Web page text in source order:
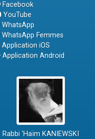
Facebook
YouTube
WhatsApp
WhatsApp Femmes
Application iOS
Application Android
Rabbi 'Haïm KANIEWSKI